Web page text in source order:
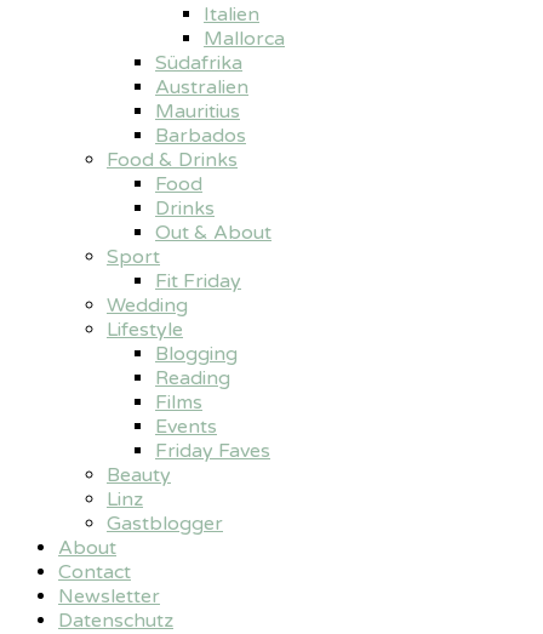
Italien
Mallorca
Südafrika
Australien
Mauritius
Barbados
Food & Drinks
Food
Drinks
Out & About
Sport
Fit Friday
Wedding
Lifestyle
Blogging
Reading
Films
Events
Friday Faves
Beauty
Linz
Gastblogger
About
Contact
Newsletter
Datenschutz